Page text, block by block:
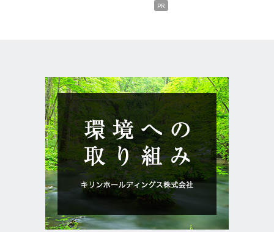
PR